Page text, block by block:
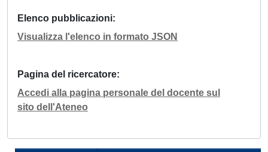
Elenco pubblicazioni
Visualizza l'elenco in formato JSON
Pagina del ricercatore
Accedi alla pagina personale del docente sul
sito dell'Ateneo